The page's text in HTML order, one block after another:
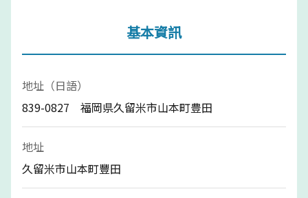
基本資訊
地址（日語）
839-0827 福岡県久留米市山本町豊田
地址
久留米市山本町豐田